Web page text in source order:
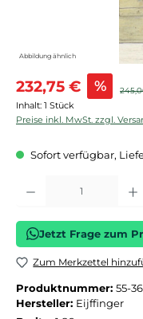
Abbildung ähnlich
Verkaufspreis:
232,75 € %
Inhalt: 1 Stück
Preise inkl. MwSt. zzgl.
Sofort verfügbar,
Produkt Anzahl: Gib den
Jetzt Frage zum
Zum Merkzettel
Produktnummer: 55-
Hersteller: Eijffinger